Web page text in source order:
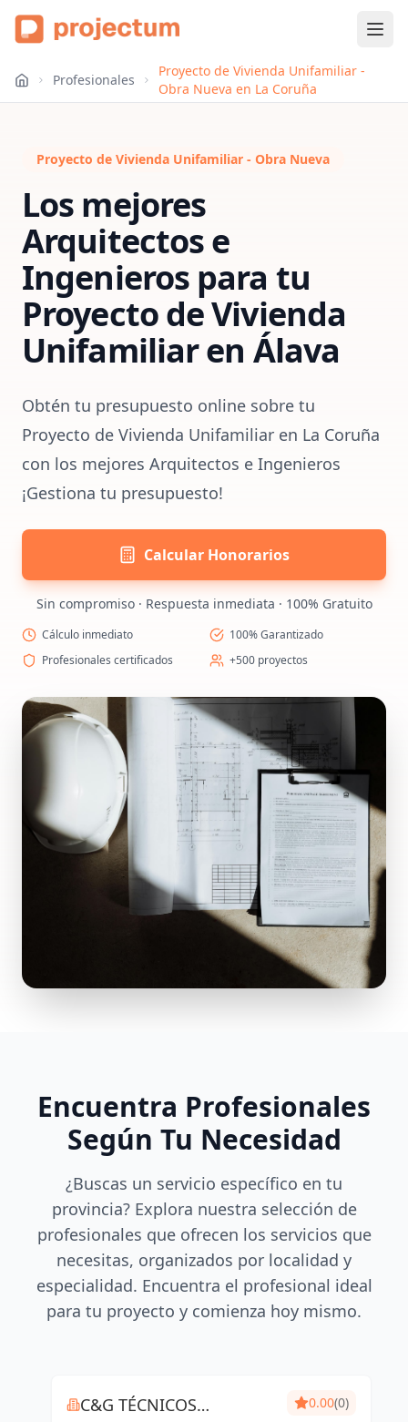
Profesionales
Proyecto de Vivienda Unifamiliar -
Obra Nueva en La Coruña
Proyecto de Vivienda Unifamiliar - Obra Nueva
Los mejores
Arquitectos e
Ingenieros para tu
Proyecto de Vivienda
Unifamiliaren Álava
Obtén tu presupuesto online sobre tu
Proyecto de Vivienda Unifamiliar en La Coruña
con los mejores Arquitectos e Ingenieros
¡Gestiona tu presupuesto!
Calcular Honorarios
Sin compromiso · Respuesta inmediata · 100% Gratuito
Cálculo inmediato
100% Garantizado
Profesionales certificados
+500 proyectos
Encuentra Profesionales
Según Tu Necesidad
¿Buscas un servicio específico en tu
provincia? Explora nuestra selección de
profesionales que ofrecen los servicios que
necesitas, organizados por localidad y
especialidad. Encuentra el profesional ideal
para tu proyecto y comienza hoy mismo.
C&G TÉCNICOS
0.00(0)